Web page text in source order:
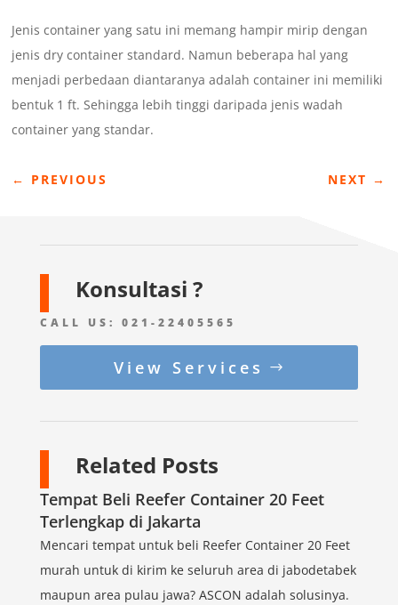
Jenis container yang satu ini memang hampir mirip dengan
jenis dry container standard. Namun beberapa hal yang
menjadi perbedaan diantaranya adalah container ini memiliki
bentuk 1 ft. Sehingga lebih tinggi daripada jenis wadah
container yang standar.
← PREVIOUS NEXT →
Konsultasi ?
CALL US: 021-22405565
View Services
Related Posts
Tempat Beli Reefer Container 20 Feet
Terlengkap di Jakarta
Mencari tempat untuk beli Reefer Container 20 Feet
murah untuk di kirim ke seluruh area di jabodetabek
maupun area pulau jawa? ASCON adalah solusinya.